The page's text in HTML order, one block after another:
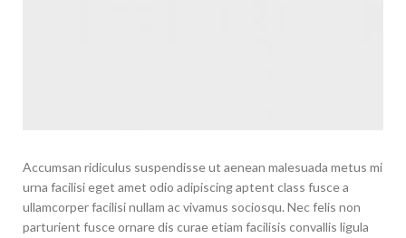
Accumsan ridiculus suspendisse ut aenean malesuada metus mi
urna facilisi eget amet odio adipiscing aptent class fusce a
ullamcorper facilisi nullam ac vivamus sociosqu. Nec felis non
parturient fusce ornare dis curae etiam facilisis convallis ligula